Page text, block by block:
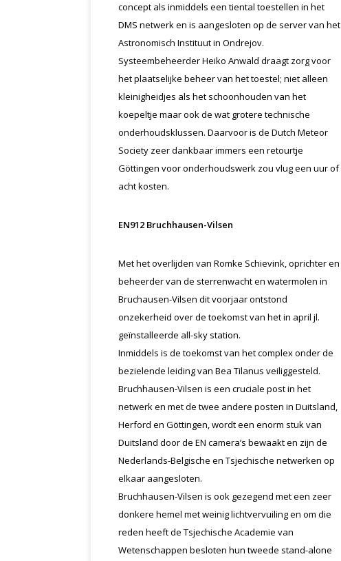
concept als inmiddels een tiental toestellen in het
DMS netwerk en is aangesloten op de server van het
Astronomisch Instituut in Ondrejov.
Systeembeheerder Heiko Anwald draagt zorg voor
het plaatselijke beheer van het toestel; niet alleen
kleinigheidjes als het schoonhouden van het
koepeltje maar ook de wat grotere technische
onderhoudsklussen. Daarvoor is de Dutch Meteor
Society zeer dankbaar immers een retourtje
Göttingen voor onderhoudswerk zou vlug een uur of
acht kosten.
EN912 Bruchhausen-Vilsen
Met het overlijden van Romke Schievink, oprichter en
beheerder van de sterrenwacht en watermolen in
Bruchausen-Vilsen dit voorjaar ontstond
onzekerheid over de toekomst van het in april jl.
geïnstalleerde all-sky station.
Inmiddels is de toekomst van het complex onder de
bezielende leiding van Bea Tilanus veiliggesteld.
Bruchhausen-Vilsen is een cruciale post in het
netwerk en met de twee andere posten in Duitsland,
Herford en Göttingen, wordt een enorm stuk van
Duitsland door de EN camera’s bewaakt en zijn de
Nederlands-Belgische en Tsjechische netwerken op
elkaar aangesloten.
Bruchhausen-Vilsen is ook gezegend met een zeer
donkere hemel met weinig lichtvervuiling en om die
reden heeft de Tsjechische Academie van
Wetenschappen besloten hun tweede stand-alone